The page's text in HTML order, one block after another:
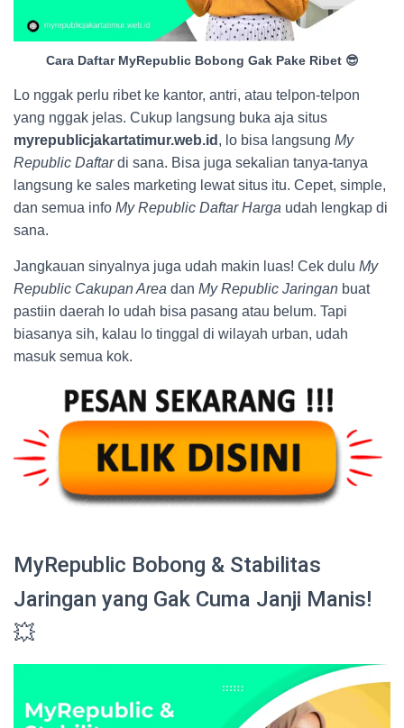
Cara Daftar MyRepublic Bobong Gak Pake Ribet 😎
Lo nggak perlu ribet ke kantor, antri, atau telpon-telpon
yang nggak jelas. Cukup langsung buka aja situs
myrepublicjakartatimur.web.id , lo bisa langsung My
Republic Daftardi sana. Bisa juga sekalian tanya-tanya
langsung ke sales marketing lewat situs itu. Cepet, simple,
dan semua info My Republic Daftar Harga udah lengkap di
sana.
Jangkauan sinyalnya juga udah makin luas! Cek dulu My
Republic Cakupan Area dan My Republic Jaringan buat
pastiin daerah lo udah bisa pasang atau belum. Tapi
biasanya sih, kalau lo tinggal di wilayah urban, udah
masuk semua kok.
MyRepublic Bobong & Stabilitas
Jaringan yang Gak Cuma Janji Manis!
💥